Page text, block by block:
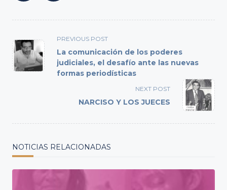
<span
class="nav-
subtitle
screen-
text">Page</span>
PREVIOUS POST
La comunicación de los poderes
judiciales, el desafío ante las nuevas
formas periodísticas
NEXT POST
NARCISO Y LOS JUECES
NOTICIAS RELACIONADAS